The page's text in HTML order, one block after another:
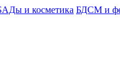
и косметика БДСМ и